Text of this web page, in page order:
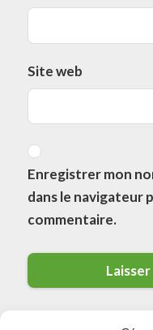
Site web
Enregistrer mon
dans le navigateur
commentaire.